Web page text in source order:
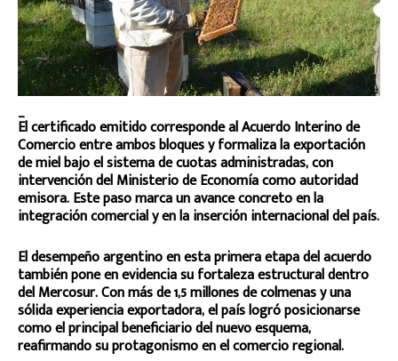
_
El certificado emitido corresponde al Acuerdo Interino de
Comercio entre ambos bloques y formaliza la exportación
de miel bajo el sistema de cuotas administradas, con
intervención del Ministerio de Economía como autoridad
emisora. Este paso marca un avance concreto en la
integración comercial y en la inserción internacional del país.
El desempeño argentino en esta primera etapa del acuerdo
también pone en evidencia su fortaleza estructural dentro
del Mercosur. Con más de 1,5 millones de colmenas y una
sólida experiencia exportadora, el país logró posicionarse
como el principal beneficiario del nuevo esquema,
reafirmando su protagonismo en el comercio regional.